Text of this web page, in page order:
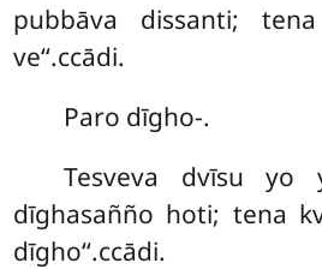
pubbāva dissanti; tena
ve‘‘.ccādi.
Paro dīgho-.
Tesveva dvīsu
dīghasañño hoti; tena
dīgho‘‘.ccādi.